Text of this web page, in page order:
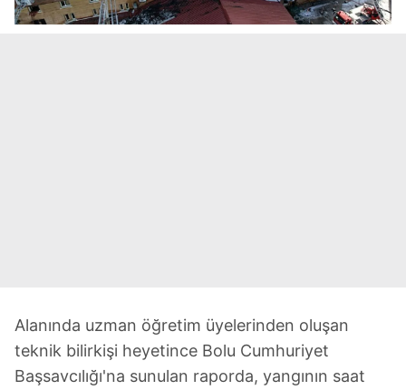
Alanında uzman öğretim üyelerinden oluşan
teknik bilirkişi heyetince Bolu Cumhuriyet
Başsavcılığı'na sunulan raporda, yangının saat